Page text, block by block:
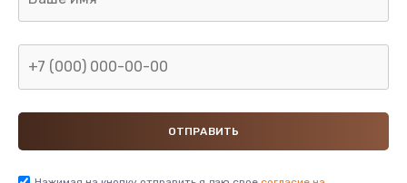
Замена микросхемы NFC
Заказать
Замена SIM-карты